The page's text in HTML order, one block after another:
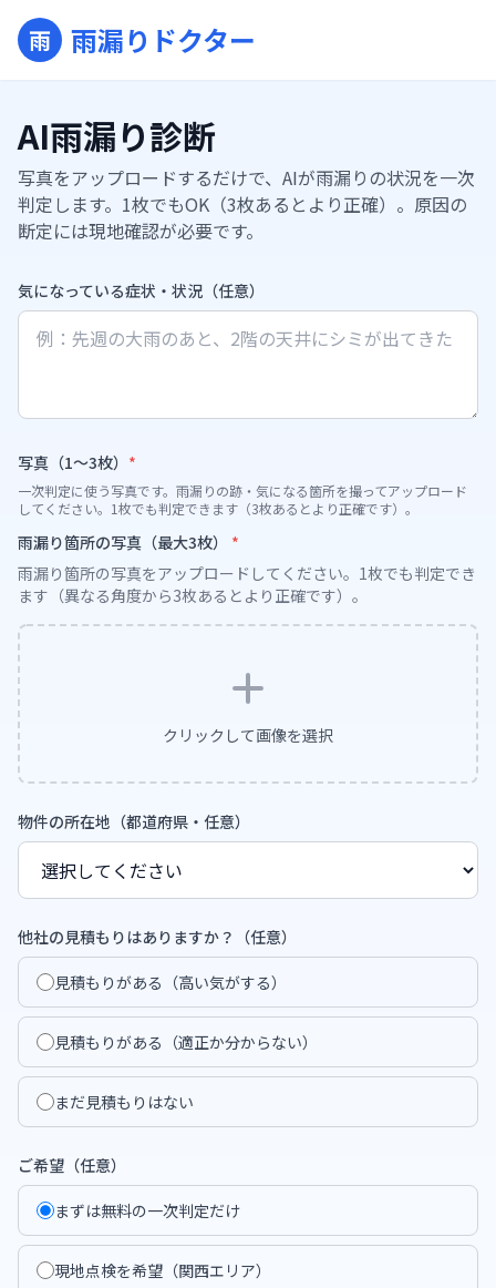
雨 雨漏りドクター
AI雨漏り診断
写真をアップロードするだけで、AIが雨漏りの状況を一次
判定します。1枚でもOK（3枚あるとより正確）。原因の
断定には現地確認が必要です。
気になっている症状・状況（任意）
写真（1〜3枚） *
一次判定に使う写真です。雨漏りの跡・気になる箇所を撮ってアップロード
してください。1枚でも判定できます（3枚あるとより正確です）。
雨漏り箇所の写真（最大3枚） *
雨漏り箇所の写真をアップロードしてください。1枚でも判定でき
ます（異なる角度から3枚あるとより正確です）。
クリックして画像を選択
物件の所在地（都道府県・任意）
他社の見積もりはありますか？（任意）
見積もりがある（高い気がする）
見積もりがある（適正か分からない）
まだ見積もりはない
ご希望（任意）
まずは無料の一次判定だけ
現地点検を希望（関西エリア）